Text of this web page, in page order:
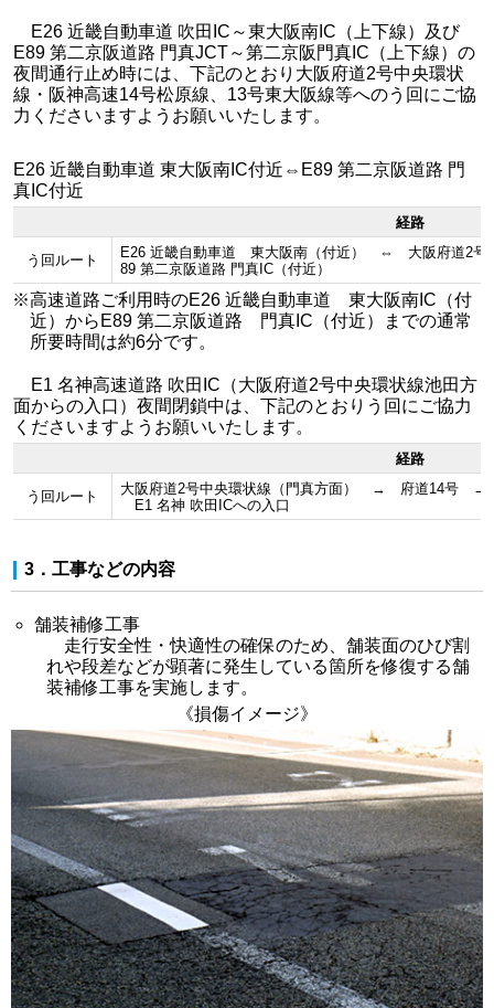
E26 近畿自動車道 吹田IC～東大阪南IC（上下線）及び
E89 第二京阪道路 門真JCT～第二京阪門真IC（上下線）の
夜間通行止め時には、下記のとおり大阪府道2号中央環状
線・阪神高速14号松原線、13号東大阪線等へのう回にご協
力くださいますようお願いいたします。
E26 近畿自動車道 東大阪南IC付近⇔E89 第二京阪道路 門
真IC付近
経路
う回ルート
E26 近畿自動車道 東大阪南（付近） ⇔ 大阪府道
89 第二京阪道路 門真IC（付近）
※高速道路ご利用時のE26 近畿自動車道 東大阪南IC（付
近）からE89 第二京阪道路 門真IC（付近）までの通常
所要時間は約6分です。
E1 名神高速道路 吹田IC（大阪府道2号中央環状線池田方
面からの入口）夜間閉鎖中は、下記のとおりう回にご協力
くださいますようお願いいたします。
経路
う回ルート
大阪府道2号中央環状線（門真方面） → 府道14号 →
E1 名神 吹田ICへの入口
3．工事などの内容
舗装補修工事
走行安全性・快適性の確保のため、舗装面のひび割
れや段差などが顕著に発生している箇所を修復する舗
装補修工事を実施します。
《損傷イメージ》